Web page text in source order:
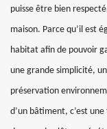
puisse être bien
maison. Parce qu’il est
habitat afin de pouvoir
une grande simplicité,
préservation
d’un bâtiment, c’est